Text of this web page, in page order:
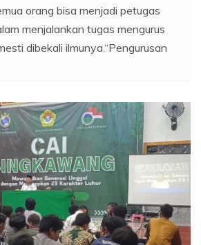
orang bisa menjadi petugas
menjalankan tugas mengurus
dibekali ilmunya.“Pengurusan